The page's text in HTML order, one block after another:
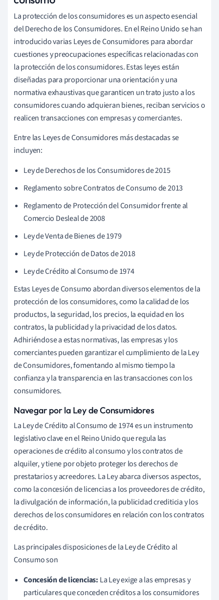
La protección de los consumidores es un aspecto esencial
del Derecho de los Consumidores. En el Reino Unido se han
introducido varias Leyes de Consumidores para abordar
cuestiones y preocupaciones específicas relacionadas con
la protección de los consumidores. Estas leyes están
diseñadas para proporcionar una orientación y una
normativa exhaustivas que garanticen un trato justo a los
consumidores cuando adquieran bienes, reciban servicios o
realicen transacciones con empresas y comerciantes.
Entre las Leyes de Consumidores más destacadas se
incluyen:
Ley de Derechos de los Consumidores de 2015
Reglamento sobre Contratos de Consumo de 2013
Reglamento de Protección del Consumidor frente al
Comercio Desleal de 2008
Ley de Venta de Bienes de 1979
Ley de Protección de Datos de 2018
Ley de Crédito al Consumo de 1974
Estas Leyes de Consumo abordan diversos elementos de la
protección de los consumidores, como la calidad de los
productos, la seguridad, los precios, la equidad en los
contratos, la publicidad y la privacidad de los datos.
Adhiriéndose a estas normativas, las empresas y los
comerciantes pueden garantizar el cumplimiento de la Ley
de Consumidores, fomentando al mismo tiempo la
confianza y la transparencia en las transacciones con los
consumidores.
Navegar por la Ley de Consumidores
La Ley de Crédito al Consumo de 1974 es un instrumento
legislativo clave en el Reino Unido que regula las
operaciones de crédito al consumo y los contratos de
alquiler, y tiene por objeto proteger los derechos de
prestatarios y acreedores. La Ley abarca diversos aspectos,
como la concesión de licencias a los proveedores de crédito,
la divulgación de información, la publicidad crediticia y los
derechos de los consumidores en relación con los contratos
de crédito.
Las principales disposiciones de la Ley de Crédito al
Consumo son
Concesión de licencias: La Ley exige a las empresas y
particulares que conceden créditos a los consumidores